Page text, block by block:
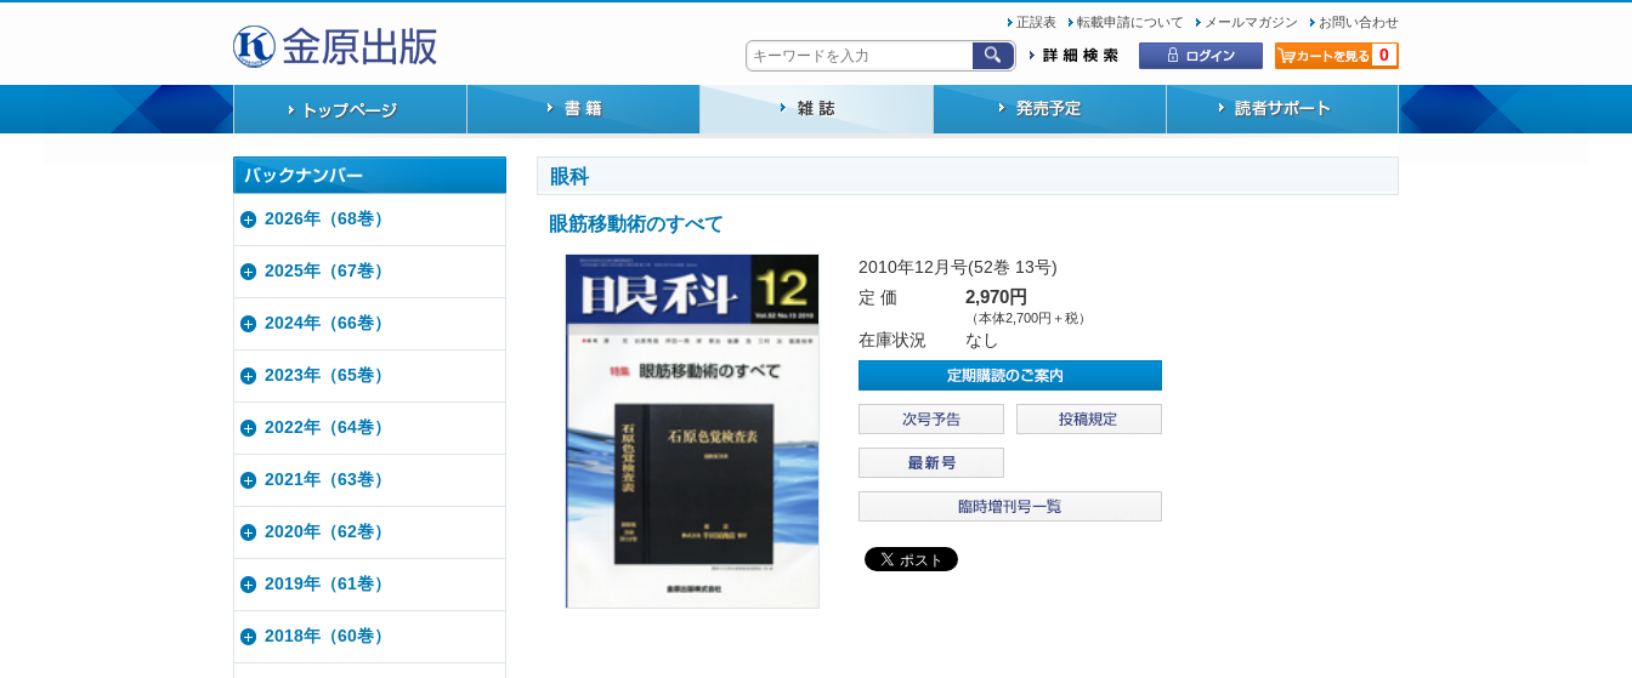
正誤表 転載申請について メールマガジン お問い合わせ
0
眼科
眼筋移動術のすべて
2010年12月号(52巻 13号)
定 価
2,970円
（本体2,700円＋税）
在庫状況 なし
2026年（68巻）
2025年（67巻）
2024年（66巻）
2023年（65巻）
2022年（64巻）
2021年（63巻）
2020年（62巻）
2019年（61巻）
2018年（60巻）